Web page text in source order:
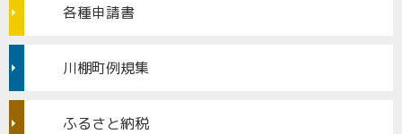
各種申請書
川棚町例規集
ふるさと納税